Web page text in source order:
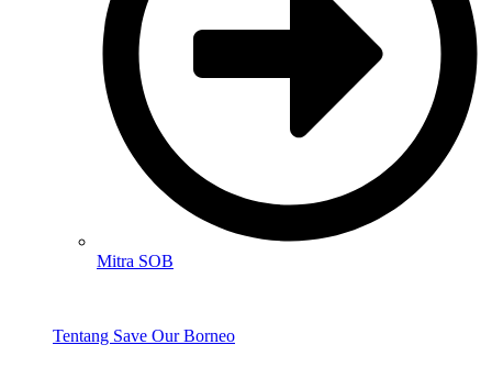
Mitra SOB
Tentang Save Our Borneo